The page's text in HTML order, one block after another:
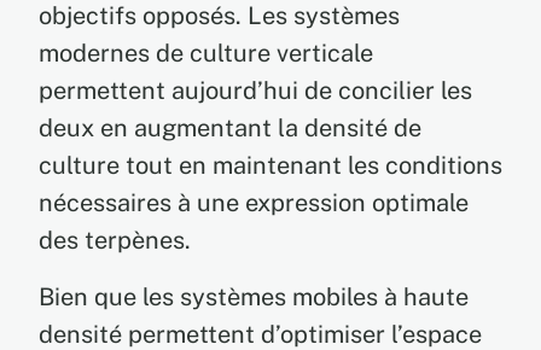
objectifs opposés. Les systèmes
modernes de culture verticale
permettent aujourd’hui de concilier les
deux en augmentant la densité de
culture tout en maintenant les conditions
nécessaires à une expression optimale
des terpènes.
Bien que les systèmes mobiles à haute
densité permettent d’optimiser l’espace